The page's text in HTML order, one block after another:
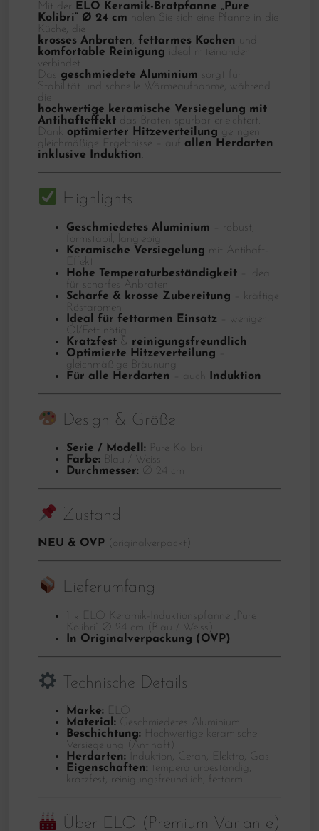
Mit der
ELO Keramik-Bratpfanne „Pure
Kolibri“ Ø 24 cm holen Sie sich eine Pfanne in die
Küche, die
krosses Anbraten, fettarmes Kochen und
komfortable Reinigung ideal miteinander
verbindet.
Das geschmiedete Aluminium sorgt für
Stabilität und schnelle Wärmeaufnahme, während
die
hochwertige keramische Versiegelung mit
Antihafteffekt das Braten spürbar erleichtert.
Dank optimierter Hitzeverteilung gelingen
gleichmäßige Ergebnisse – auf allen Herdarten
inklusive Induktion
Highlights
Geschmiedetes Aluminium – robust,
formstabil, langlebig
Keramische Versiegelung mit Antihaft-
Effekt
Hohe Temperaturbeständigkeit – ideal
für scharfes Anbraten
Scharfe & krosse Zubereitung – kräftige
Röstaromen
Ideal für fettarmen Einsatz – weniger
Öl/Fett nötig
Kratzfest & reinigungsfreundlich
Optimierte Hitzeverteilung
gleichmäßige Bräunung
Für alle Herdarten
– auch Induktion
Design & Größe
Serie / Modell: Pure Kolibri
Farbe: Blau / Weiss
Durchmesser: Ø 24 cm
Zustand
NEU & OVP (originalverpackt)
Lieferumfang
1 × ELO Keramik-Induktionspfanne „Pure
Kolibri“ Ø 24 cm (Blau / Weiss)
In Originalverpackung (OVP)
Technische Details
Marke: ELO
Material: Geschmiedetes Aluminium
Beschichtung: Hochwertige keramische
Versiegelung (Antihaft)
Herdarten: Induktion, Ceran, Elektro, Gas
Eigenschaften: temperaturbeständig,
kratzfest, reinigungsfreundlich, fettarm
Über ELO (Premium-Variante)